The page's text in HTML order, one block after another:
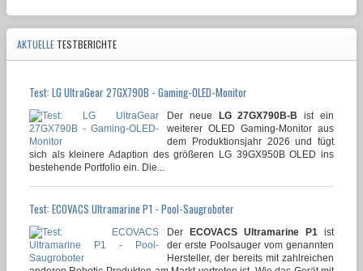
AKTUELLE TESTBERICHTE
Test: LG UltraGear 27GX790B - Gaming-OLED-Monitor
Der neue LG 27GX790B-B
ist ein
weiterer OLED Gaming-Monitor aus
dem Produktionsjahr 2026 und fügt
sich als kleinere Adaption des größeren LG 39GX950B OLED ins
bestehende Portfolio ein. Die...
Test: ECOVACS Ultramarine P1 - Pool-Saugroboter
Der ECOVACS Ultramarine P1 ist
der erste Poolsauger vom genannten
Hersteller, der bereits mit zahlreichen